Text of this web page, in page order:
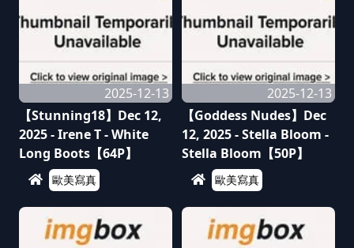
2025-12-13
【Stunning18】Dec 12,
2025 - Irene T - White
Long Boots【64P】
歐美寫真
2025-12-13
【Goddess Nudes】Dec
12, 2025 - Stella Bloom -
Stella Bloom【50P】
歐美寫真